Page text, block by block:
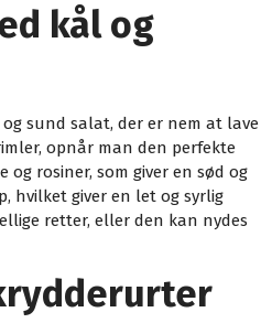
kål og
sund salat, der er nem at lave
opnår man den perfekte
rosiner, som giver en sød og
hvilket giver en let og syrlig
retter, eller den kan nydes